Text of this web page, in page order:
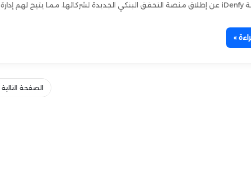
أعلنت منصة iDenfy عن إطلاق منصة التحقق البنكي الجديدة لشركائها، مما يتيح لهم إدارة
»
الصفحة التالية